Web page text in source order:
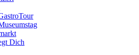
Dich